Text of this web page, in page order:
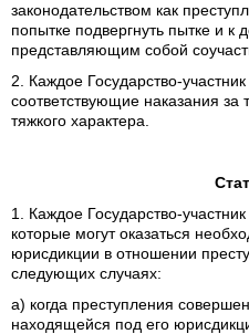
законодательством как
попытке подвергнуть пытке и к
представляющим собой
2. Каждое Государство-
соответствующие наказания за
тяжкого характера.
1. Каждое Государство-
которые могут оказаться
юрисдикции в отношении
следующих случаях:
а) когда преступления
находящейся под его